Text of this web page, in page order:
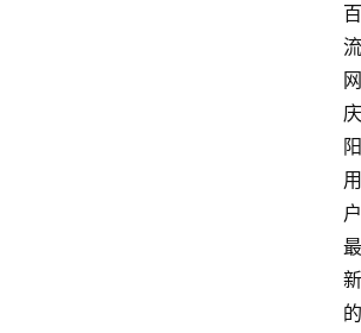
百
流
网
庆
阳
用
户
最
新
的